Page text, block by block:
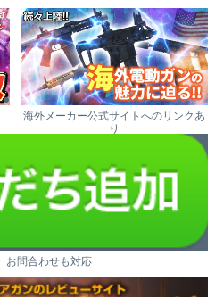
海外メーカー公式サイトへのリンクあ
り
問合わせも対応